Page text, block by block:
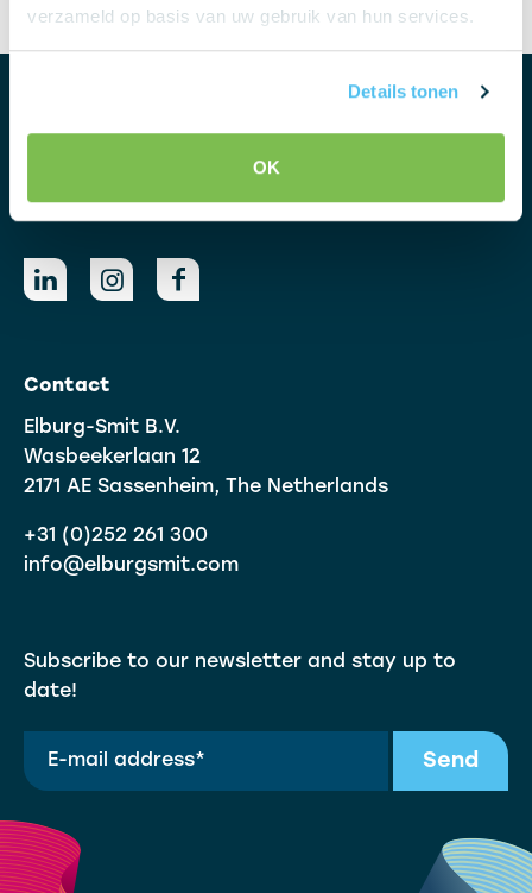
verzameld op basis van uw gebruik van hun services.
Details tonen
OK
Contact
Elburg-Smit B.V.
Wasbeekerlaan 12
2171 AE Sassenheim, The Netherlands
+31 (0)252 261 300
info@elburgsmit.com
Subscribe to our newsletter and stay up to
date!
Send